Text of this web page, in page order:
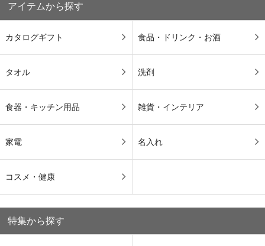
アイテムから探す
カタログギフト 食品・ドリンク・お酒
タオル 洗剤
食器・キッチン用品 雑貨・インテリア
家電 名入れ
コスメ・健康
特集から探す